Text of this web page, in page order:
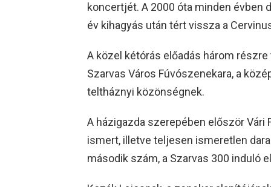
koncertjét. A 2000 óta minden évben
év kihagyás után tért vissza a
A közel kétórás előadás három
Szarvas Város Fúvószenekara, a
teltháznyi közönségnek.
A házigazda szerepében először
ismert, illetve teljesen ismeretlen
második szám, a Szarvas 300 induló